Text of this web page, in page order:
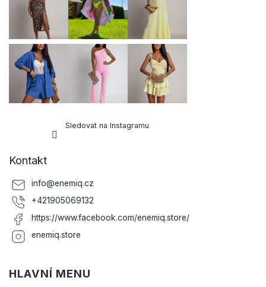
Sledovat na Instagramu
Kontakt
info@enemiq.cz
+421905069132
https://www.facebook.com/enemiq.store/
enemiq.store
HLAVNÍ MENU